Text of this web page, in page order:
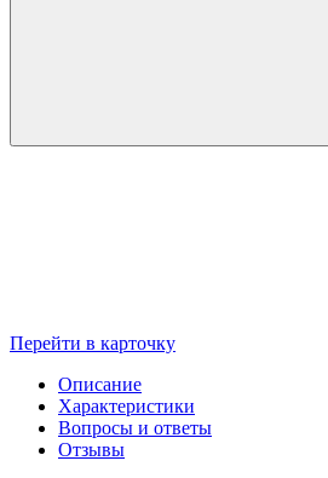
Перейти в карточку
Описание
Характеристики
Вопросы и ответы
Отзывы